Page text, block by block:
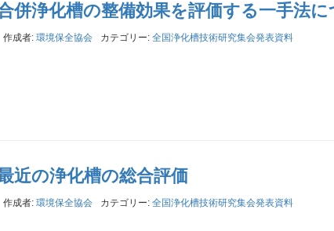
浄化槽の整備効果を評価する一手法に
作成者: 環境保全協会 カテゴリー: 全国浄化槽技術研究集会発表資料
近の浄化槽の総合評価
作成者: 環境保全協会 カテゴリー: 全国浄化槽技術研究集会発表資料